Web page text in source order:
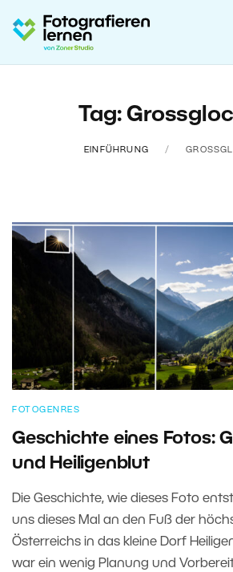
Tag:
EINFÜHRUNG
FOTOGENRES
Geschichte eines Fotos:
und Heiligenblut
Die Geschichte, wie dieses Foto
uns dieses Mal an den Fuß der
Österreichs in das kleine Dorf
war ein wenig Planung und